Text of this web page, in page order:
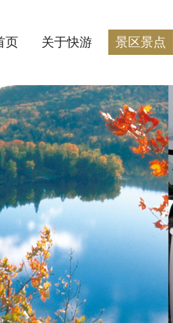
页 关于快游 景区景点